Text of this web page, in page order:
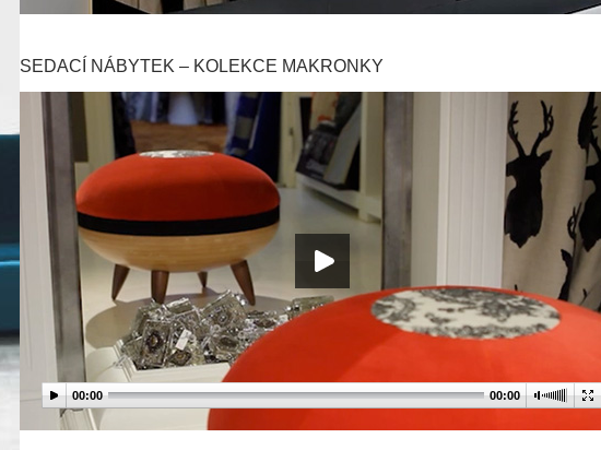
SEDACÍ NÁBYTEK – KOLEKCE MAKRONKY
00:00 00:00